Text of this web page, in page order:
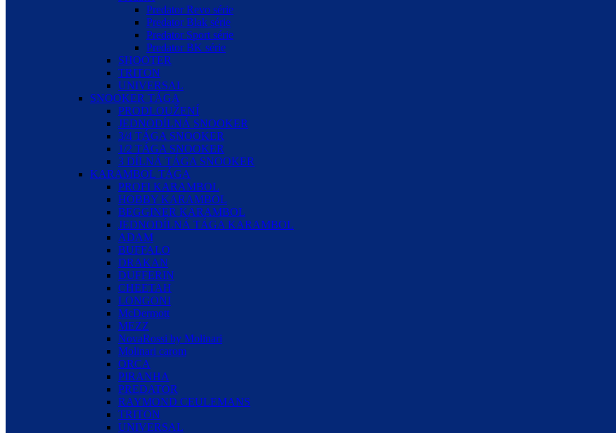
Predator Revo série
Predator Blak série
Predator Sport série
Predator BK série
SHOOTER
TRITON
UNIVERSAL
SNOOKER TÁGA
PRODLOUŽENÍ
JEDNODÍLNÁ SNOOKER
3/4 TÁGA SNOOKER
1/2 TÁGA SNOOKER
3 DÍLNÁ TÁGA SNOOKER
KARAMBOL TÁGA
PROFI KARAMBOL
HOBBY KARAMBOL
BEGGINER KARAMBOL
JEDNODÍLNÁ TÁGA KARAMBOL
ADAM
BUFFALO
DRAKAN
DUFFERIN
CHEETAH
LONGONI
McDermott
MEZZ
NovaRossi by Molinari
Molinari carom
ORCA
PIRANHA
PREDATOR
RAYMOND CEULEMANS
TRITON
UNIVERSAL